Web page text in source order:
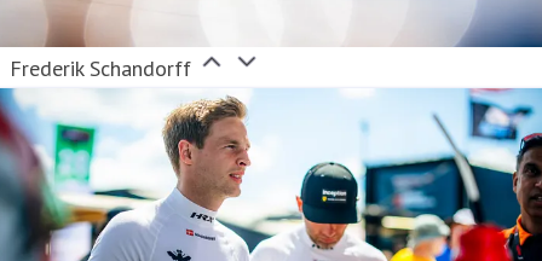
Frederik Schandorff